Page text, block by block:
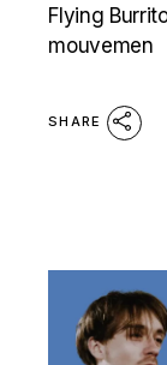
Flying
mouvemen
SHARE